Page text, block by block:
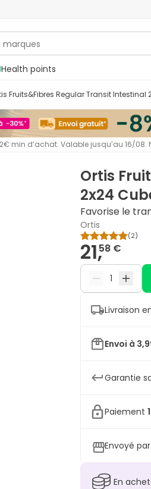
Health points
Fruits&Fibres Regular Transit Intestinal
min d’achat. Valable jusqu’au 16/
Ortis
2x24
Favorise le
Ortis
(2)
21,58 €
Livraison
Envoi à
Garantie
Paiement
Envoyé par
En